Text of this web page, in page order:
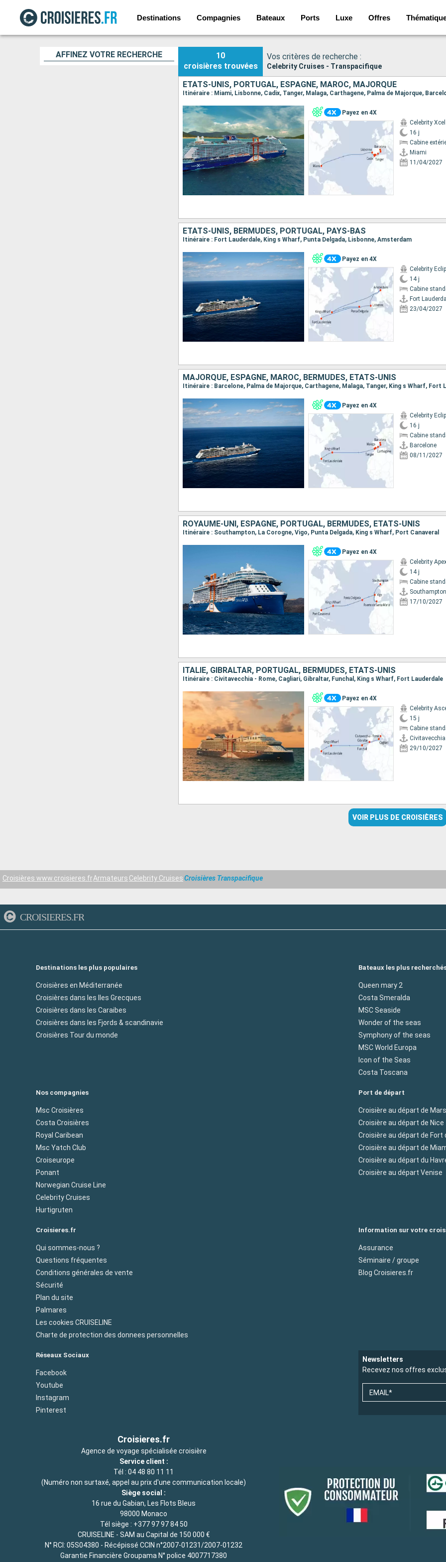
Destinations Compagnies Bateaux Ports Luxe Offres
AFFINEZ VOTRE RECHERCHE
10
croisières trouvées
Vos critères de recherche :
Celebrity Cruises - Transpacifique
ÉTATS-UNIS, PORTUGAL, ESPAGNE, MAROC, MAJORQUE
Itinéraire : Miami, Lisbonne, Cadix, Tanger, Malaga, Carthagene, Palma de Majorque,
Payez en 4X
Celebrity Xcel
16 j
Cabine
Miami
11/04/2027
ÉTATS-UNIS, BERMUDES, PORTUGAL, PAYS-BAS
Itinéraire : Fort Lauderdale, King s Wharf, Punta Delgada, Lisbonne, Amsterdam
Payez en 4X
Celebrity
14 j
Cabine
Fort
23/04/2027
MAJORQUE, ESPAGNE, MAROC, BERMUDES, ÉTATS-UNIS
Payez en 4X
Celebrity
16 j
Cabine
Barcelone
08/11/2027
ROYAUME-UNI, ESPAGNE, PORTUGAL, BERMUDES, ÉTATS-UNIS
Itinéraire : Southampton, La Corogne, Vigo, Punta Delgada, King s Wharf, Port Canaveral
Payez en 4X
Celebrity
14 j
Cabine
Southampton
17/10/2027
ITALIE, GIBRALTAR, PORTUGAL, BERMUDES, ÉTATS-UNIS
Itinéraire : Civitavecchia - Rome, Cagliari, Gibraltar, Funchal, King s Wharf, Fort Lauderdale
Payez en 4X
Celebrity
15 j
Cabine
29/10/2027
VOIR PLUS DE CROISIÈRES
Croisières www.croisieres.frArmateurs Celebrity CruisesCroisières Transpacifique
CROISIERES.FR
Destinations les plus populaires
Croisières en Méditerranée
Croisières dans les Iles Grecques
Croisières dans les Caraibes
Croisières dans les Fjords & scandinavie
Croisières Tour du monde
Bateaux les plus
Queen mary 2
Costa Smeralda
MSC Seaside
Wonder of the seas
Symphony of the seas
MSC World Europa
Icon of the Seas
Costa Toscana
Nos compagnies
Msc Croisières
Costa Croisières
Royal Caribean
Msc Yatch Club
Croiseurope
Ponant
Norwegian Cruise Line
Celebrity Cruises
Hurtigruten
Port de départ
Croisière au départ de
Croisière au départ de Nice
Croisière au départ de Fort
Croisière au départ de
Croisière au départ du
Croisière au départ Venise
Croisieres.fr
Qui sommes-nous ?
Questions fréquentes
Conditions générales de vente
Sécurité
Plan du site
Palmares
Les cookies CRUISELINE
Charte de protection des donnees personnelles
Information sur votre
Assurance
Séminaire / groupe
Blog Croisieres.fr
Réseaux Sociaux
Facebook
Youtube
Instagram
Pinterest
Newsletters
Recevez nos offres
EMAIL*
Croisieres.fr
Agence de voyage spécialisée croisière
Service client :
Tél : 04 48 80 11 11
(Numéro non surtaxé, appel au prix d'une communication locale)
Siège social :
16 rue du Gabian, Les Flots Bleus
98000 Monaco
Tél siège : +377 97 97 84 50
CRUISELINE - SAM au Capital de 150 000 €
N° RCI: 05S04380 - Récépissé CCIN n°2007-01231/2007-01232
Garantie Financière Groupama N° police 4007717380